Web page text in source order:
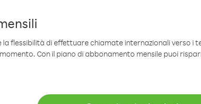
flessibilità di effettuare chiamate internazionali verso i
Con il piano di abbonamento mensile puoi